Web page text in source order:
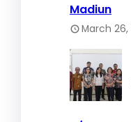
Madiun
March 26,